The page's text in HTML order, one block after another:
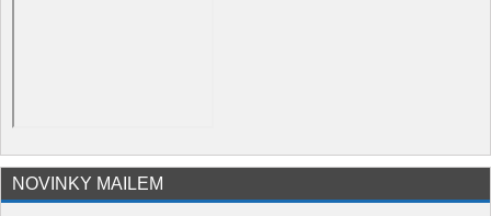
NOVINKY MAILEM